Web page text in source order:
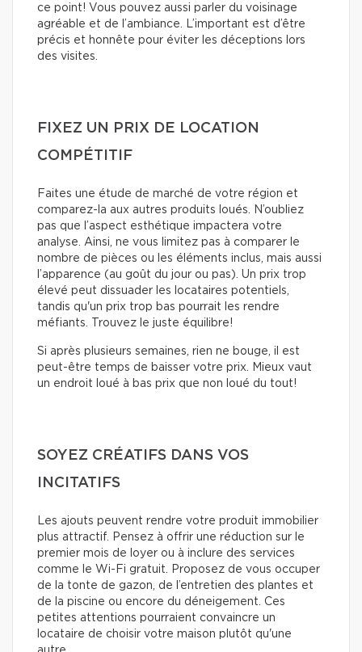
ce point! Vous pouvez aussi parler du voisinage
agréable et de l’ambiance. L’important est d’être
précis et honnête pour éviter les déceptions lors
des visites.
FIXEZ UN PRIX DE LOCATION
COMPÉTITIF
Faites une étude de marché de votre région et
comparez-la aux autres produits loués. N’oubliez
pas que l’aspect esthétique impactera votre
analyse. Ainsi, ne vous limitez pas à comparer le
nombre de pièces ou les éléments inclus, mais aussi
l’apparence (au goût du jour ou pas). Un prix trop
élevé peut dissuader les locataires potentiels,
tandis qu'un prix trop bas pourrait les rendre
méfiants. Trouvez le juste équilibre!
Si après plusieurs semaines, rien ne bouge, il est
peut-être temps de baisser votre prix. Mieux vaut
un endroit loué à bas prix que non loué du tout!
SOYEZ CRÉATIFS DANS VOS
INCITATIFS
Les ajouts peuvent rendre votre produit immobilier
plus attractif. Pensez à offrir une réduction sur le
premier mois de loyer ou à inclure des services
comme le Wi-Fi gratuit. Proposez de vous occuper
de la tonte de gazon, de l’entretien des plantes et
de la piscine ou encore du déneigement. Ces
petites attentions pourraient convaincre un
locataire de choisir votre maison plutôt qu'une